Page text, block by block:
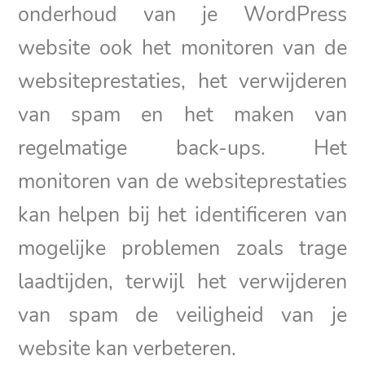
onderhoud van je WordPress
website ook het monitoren van de
websiteprestaties, het verwijderen
van spam en het maken van
regelmatige back-ups. Het
monitoren van de websiteprestaties
kan helpen bij het identificeren van
mogelijke problemen zoals trage
laadtijden, terwijl het verwijderen
van spam de veiligheid van je
website kan verbeteren.